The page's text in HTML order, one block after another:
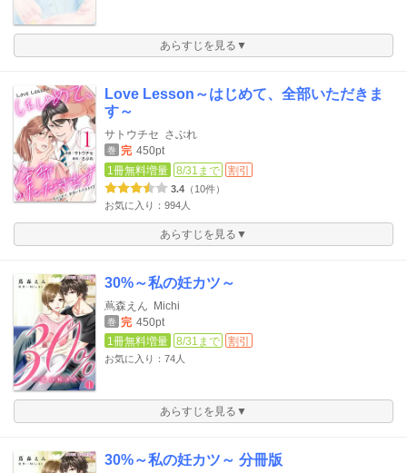
あらすじを見る▼
Love Lesson～はじめて、全部いただきま
す～
サトウチセ さぶれ
巻 完 450pt
1冊無料増量
8/31まで 割引
3.4 （10件）
お気に入り：994人
あらすじを見る▼
30%～私の妊カツ～
蔦森えん Michi
巻 完 450pt
1冊無料増量
8/31まで 割引
お気に入り：74人
あらすじを見る▼
30%～私の妊カツ～ 分冊版